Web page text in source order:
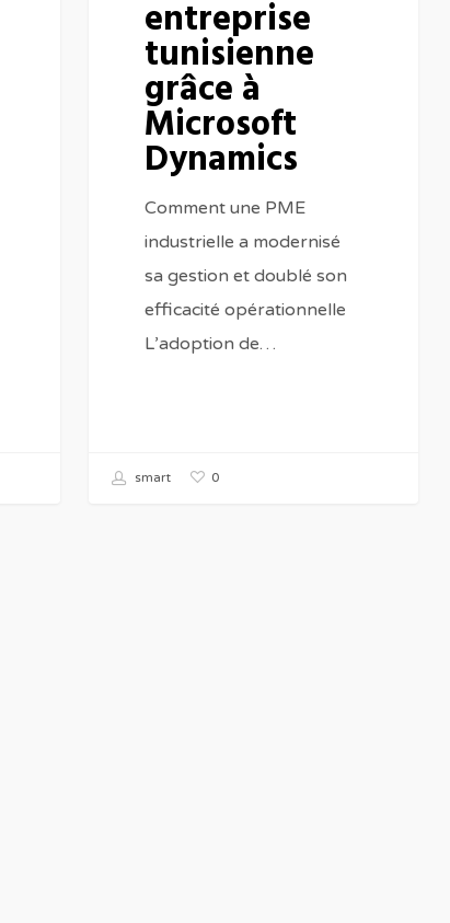
entreprise
tunisienne
grâce à
Microsoft
Dynamics
Comment une PME
industrielle a modernisé
sa gestion et doublé son
efficacité opérationnelle
L’adoption de…
smart 0